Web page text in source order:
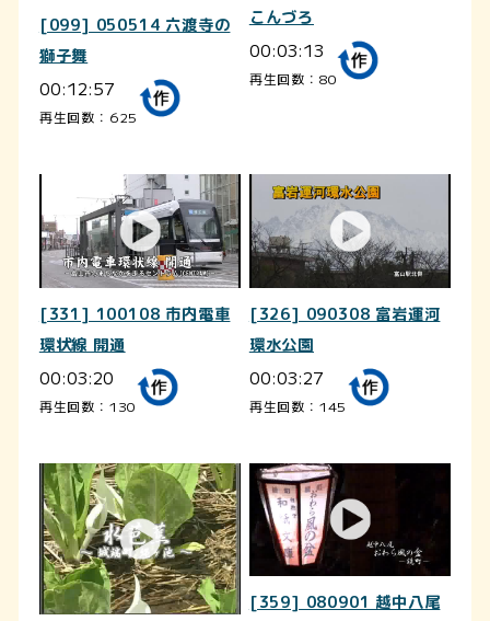
[099] 050514 六渡寺の
獅子舞
00:12:57
再生回数：625
こんづろ
00:03:13
再生回数：80
[331] 100108 市内電車
環状線 開通
00:03:20
再生回数：130
[326] 090308 富岩運河
環水公園
00:03:27
再生回数：145
[359] 080901 越中八尾